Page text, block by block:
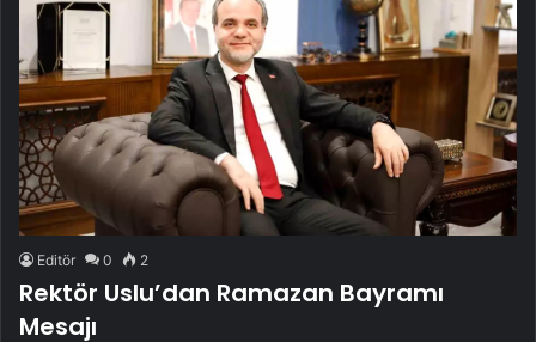
Editör 0 2
Rektör Uslu’dan Ramazan Bayramı
Mesajı